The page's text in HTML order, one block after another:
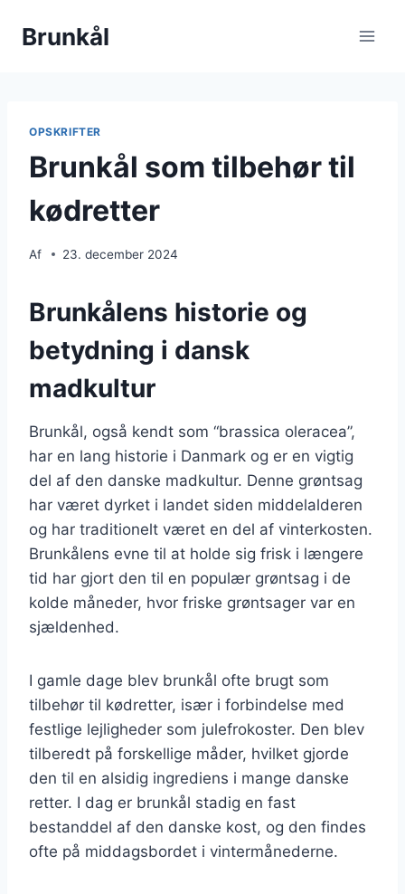
Brunkål
OPSKRIFTER
Brunkål som tilbehør til
kødretter
Af 23. december 2024
Brunkålens historie og
betydning i dansk
madkultur
Brunkål, også kendt som “brassica oleracea”,
har en lang historie i Danmark og er en vigtig
del af den danske madkultur. Denne grøntsag
har været dyrket i landet siden middelalderen
og har traditionelt været en del af vinterkosten.
Brunkålens evne til at holde sig frisk i længere
tid har gjort den til en populær grøntsag i de
kolde måneder, hvor friske grøntsager var en
sjældenhed.
I gamle dage blev brunkål ofte brugt som
tilbehør til kødretter, især i forbindelse med
festlige lejligheder som julefrokoster. Den blev
tilberedt på forskellige måder, hvilket gjorde
den til en alsidig ingrediens i mange danske
retter. I dag er brunkål stadig en fast
bestanddel af den danske kost, og den findes
ofte på middagsbordet i vintermånederne.